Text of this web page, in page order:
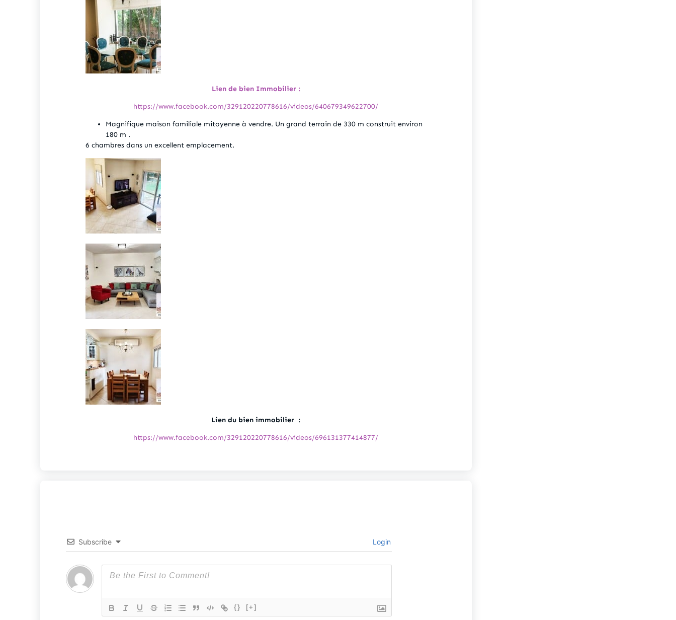
Lien de bien Immobilier :
https://www.facebook.com/329120220778616/videos/640679349622700/
Magnifique maison familiale mitoyenne à vendre. Un grand terrain de 330 m construit environ
180 m .
6 chambres dans un excellent emplacement.
Lien du bien immobilier :
https://www.facebook.com/329120220778616/videos/696131377414877/
Subscribe Login
{} [+]